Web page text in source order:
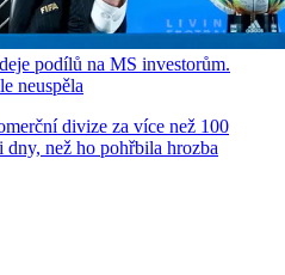
podílů na MS investorům.
neuspěla
divize za více než 100
než ho pohřbila hrozba